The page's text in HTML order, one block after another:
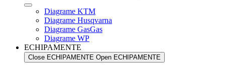
Diagrame KTM
Diagrame Husqvarna
Diagrame GasGas
Diagrame WP
ECHIPAMENTE
Close ECHIPAMENTE Open ECHIPAMENTE